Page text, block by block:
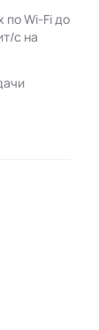
по Wi-Fi до
с на